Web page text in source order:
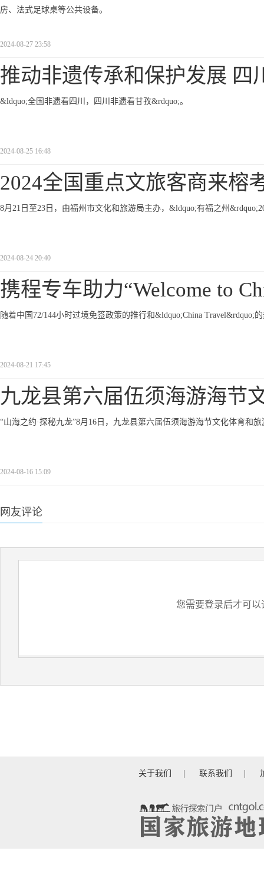
房、法式足球桌等公共设备。
2024-08-27 23:58
推动非遗传承和保护发展 四
&ldquo;全国非遗看四川，四川非遗看甘孜&rdquo;。
2024-08-25 16:48
2024全国重点文旅客商来榕
8月21日至23日，由福州市文化和旅游局主办，&ldquo;有福之州
2024-08-24 20:40
携程专车助力“Welcome to
随着中国72/144小时过境免签政策的推行和&ldquo;China Travel&rdquo;
2024-08-21 17:45
九龙县第六届伍须海游海节
“山海之约·探秘九龙”8月16日，九龙县第六届伍须海游海节文化体育和
2024-08-16 15:09
网友评论
您需要登录后才可以
关于我们 联系我们